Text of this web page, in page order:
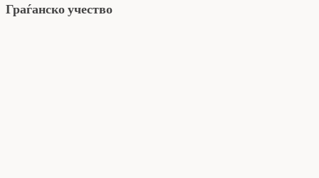
Граѓанско учество